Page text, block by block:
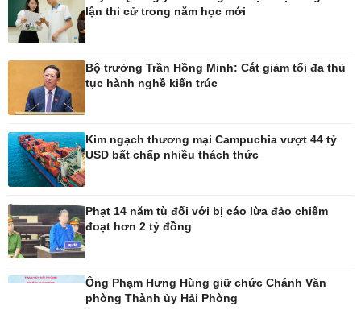
Pháp luật
Vụ án
Tin nóng
Tư vấn luật
Pickleball
Bóng đá Việt Nam
Lịch thi đấu bóng đá
eSports
Ô tô - Xe máy
Ô tô
Thông tin doanh nghiệp
Doanh nghiệp 24h
lận thi cử trong năm học mới
Bộ trưởng Trần Hồng Minh: Cắt giảm tối đa thủ
tục hành nghề kiến trúc
Kim ngạch thương mại Campuchia vượt 44 tỷ
USD bất chấp nhiều thách thức
Phạt 14 năm tù đối với bị cáo lừa đảo chiếm
đoạt hơn 2 tỷ đồng
Ông Phạm Hưng Hùng giữ chức Chánh Văn
phòng Thành ủy Hải Phòng